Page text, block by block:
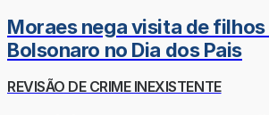
Moraes nega visita de filhos
Bolsonaro no Dia dos Pais
REVISÃO DE CRIME INEXISTENTE